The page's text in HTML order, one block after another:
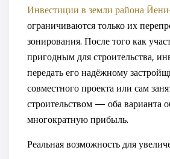
Инвестиции в земли района
ограничиваются только их
зонирования. После того как
пригодным для строительства,
передать его надёжному
совместного проекта или сам
строительством — оба варианта
многократную прибыль.
Реальная возможность для